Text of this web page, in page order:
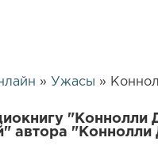
» Ужасы » Коннолли Джон –
"Коннолли
автора